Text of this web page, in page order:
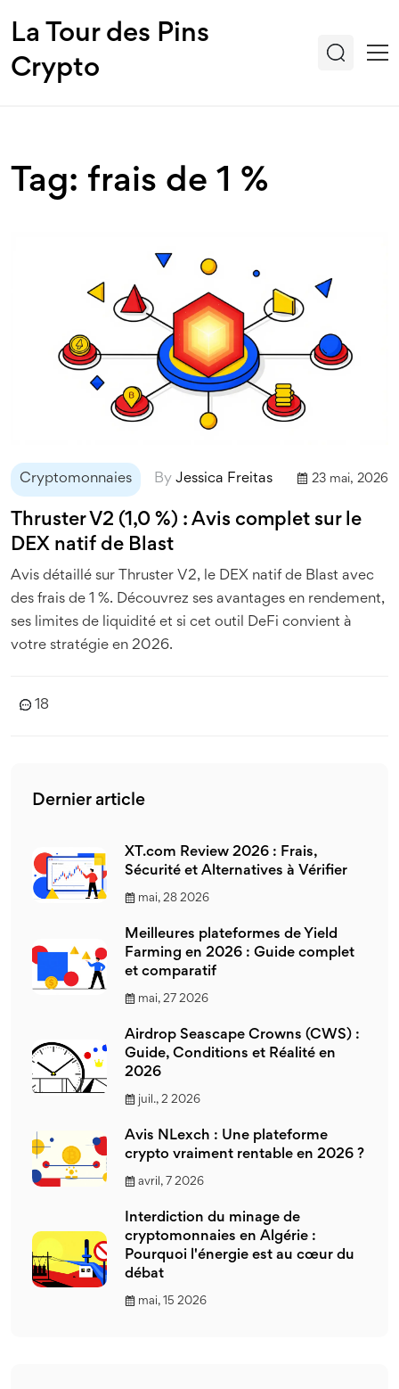
La Tour des Pins
Crypto
Tag: frais de 1 %
Cryptomonnaies By Jessica Freitas 23 mai, 2026
Thruster V2 (1,0 %) : Avis complet sur le
DEX natif de Blast
Avis détaillé sur Thruster V2, le DEX natif de Blast avec
des frais de 1 %. Découvrez ses avantages en rendement,
ses limites de liquidité et si cet outil DeFi convient à
votre stratégie en 2026.
18
Dernier article
XT.com Review 2026 : Frais,
Sécurité et Alternatives à Vérifier
mai, 28 2026
Meilleures plateformes de Yield
Farming en 2026 : Guide complet
et comparatif
mai, 27 2026
Airdrop Seascape Crowns (CWS) :
Guide, Conditions et Réalité en
2026
juil., 2 2026
Avis NLexch : Une plateforme
crypto vraiment rentable en 2026 ?
avril, 7 2026
Interdiction du minage de
cryptomonnaies en Algérie :
Pourquoi l'énergie est au cœur du
débat
mai, 15 2026